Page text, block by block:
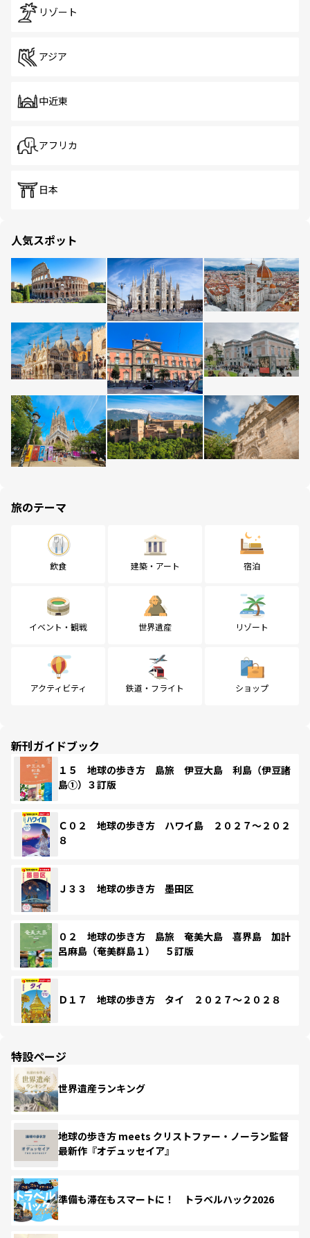
リゾート
アジア
中近東
アフリカ
日本
人気スポット
旅のテーマ
飲食 建築・アート 宿泊
イベント・観戦 世界遺産 リゾート
アクティビティ 鉄道・フライト ショップ
新刊ガイドブック
１５ 地球の歩き方 島旅 伊豆大島 利島（伊豆諸
島①）３訂版
Ｃ０２ 地球の歩き方 ハワイ島 ２０２７～２０２
８
Ｊ３３ 地球の歩き方 墨田区
０２ 地球の歩き方 島旅 奄美大島 喜界島 加計
呂麻島（奄美群島１） ５訂版
Ｄ１７ 地球の歩き方 タイ ２０２７～２０２８
特設ページ
世界遺産ランキング
地球の歩き方 meets クリストファー・ノーラン監督
最新作『オデュッセイア』
準備も滞在もスマートに！ トラベルハック2026